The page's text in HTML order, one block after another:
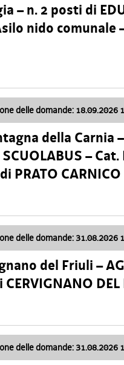
– n. 2 posti di
nido comunale
delle domande: 18.09.2026
della Carnia
–
PRATO CARNICO
delle domande: 31.08.2026
del Friuli –
DEL
delle domande: 31.08.2026